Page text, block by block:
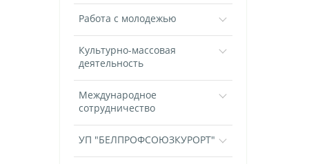
Работа с молодежью
Культурно-массовая
деятельность
Международное
сотрудничество
УП "БЕЛПРОФСОЮЗКУРОРТ"